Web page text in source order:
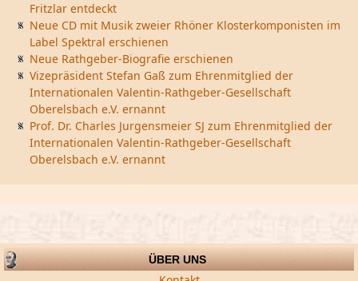
Fritzlar entdeckt
Neue CD mit Musik zweier Rhöner Klosterkomponisten im
Label Spektral erschienen
Neue Rathgeber-Biografie erschienen
Vizepräsident Stefan Gaß zum Ehrenmitglied der
Internationalen Valentin-Rathgeber-Gesellschaft
Oberelsbach e.V. ernannt
Prof. Dr. Charles Jurgensmeier SJ zum Ehrenmitglied der
Internationalen Valentin-Rathgeber-Gesellschaft
Oberelsbach e.V. ernannt
ÜBER UNS